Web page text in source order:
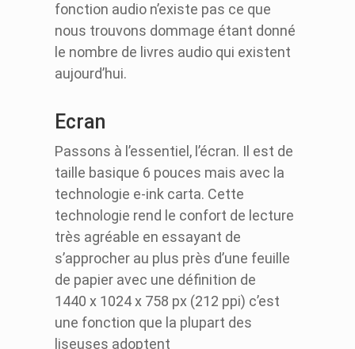
fonction audio n’existe pas ce que
nous trouvons dommage étant donné
le nombre de livres audio qui existent
aujourd’hui.
Ecran
Passons à l’essentiel, l’écran. Il est de
taille basique 6 pouces mais avec la
technologie e-ink carta. Cette
technologie rend le confort de lecture
très agréable en essayant de
s’approcher au plus près d’une feuille
de papier avec une définition de
1440 x 1024 x 758 px (212 ppi) c’est
une fonction que la plupart des
liseuses adoptent